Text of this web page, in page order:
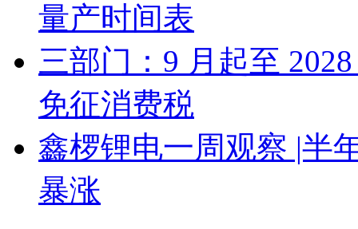
量产时间表
三部门：9 月起至
免征消费税
鑫椤锂电一周观察 |半
暴涨